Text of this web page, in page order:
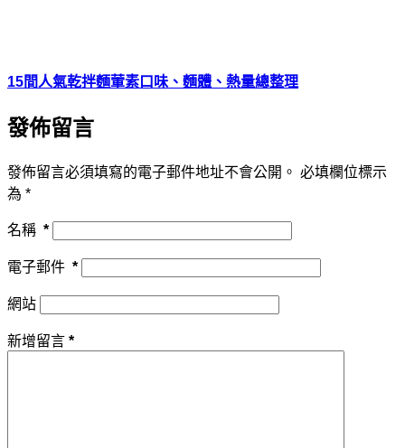
15間人氣乾拌麵葷素口味、麵體、熱量總整理
發佈留言
發佈留言必須填寫的電子郵件地址不會公開。 必填欄位標示
為 *
名稱 *
電子郵件 *
網站
新增留言 *